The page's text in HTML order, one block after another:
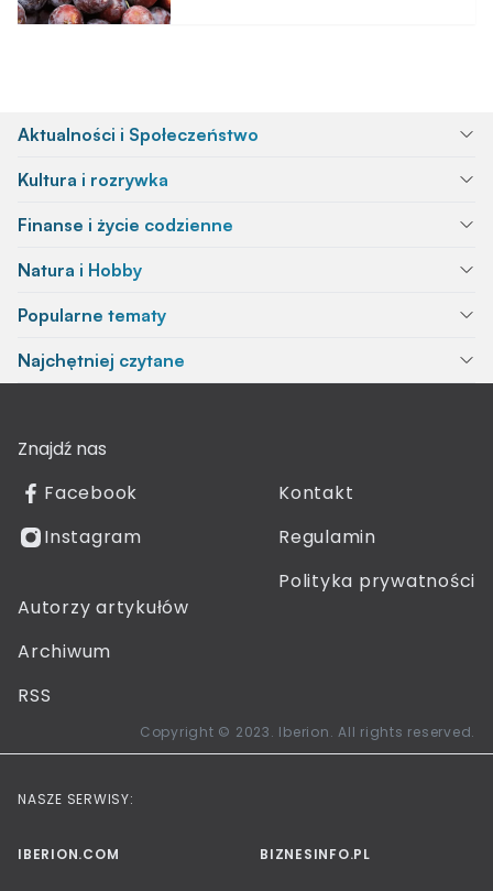
Aktualności i Społeczeństwo
Kultura i rozrywka
Finanse i życie codzienne
Natura i Hobby
Popularne tematy
Najchętniej czytane
Znajdź nas
Facebook
Instagram
Kontakt
Regulamin
Polityka prywatności
Autorzy artykułów
Archiwum
RSS
Copyright © 2023. Iberion. All rights reserved.
NASZE SERWISY:
IBERION.COM BIZNESINFO.PL